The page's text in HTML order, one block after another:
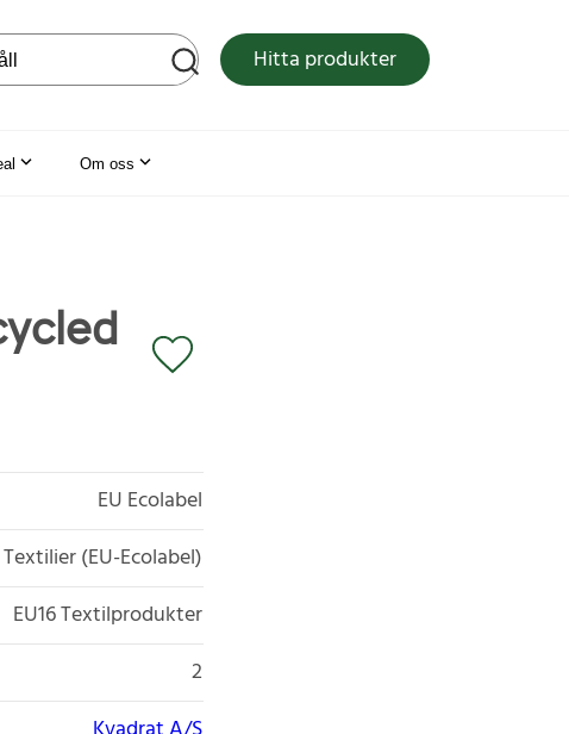
Hitta produkter
Om oss
EU Ecolabel
Textilier (EU-Ecolabel)
EU16 Textilprodukter
2